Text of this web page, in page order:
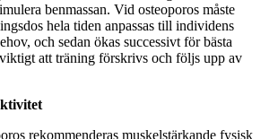
benmassan. Vid osteoporos måste
hela tiden anpassas till individens
och sedan ökas successivt för bästa
att träning förskrivs och följs upp av
rekommenderas muskelstärkande fysisk